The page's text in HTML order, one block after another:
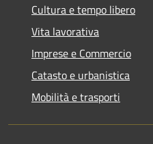
Cultura e tempo libero
Vita lavorativa
Imprese e Commercio
Catasto e urbanistica
Mobilità e trasporti